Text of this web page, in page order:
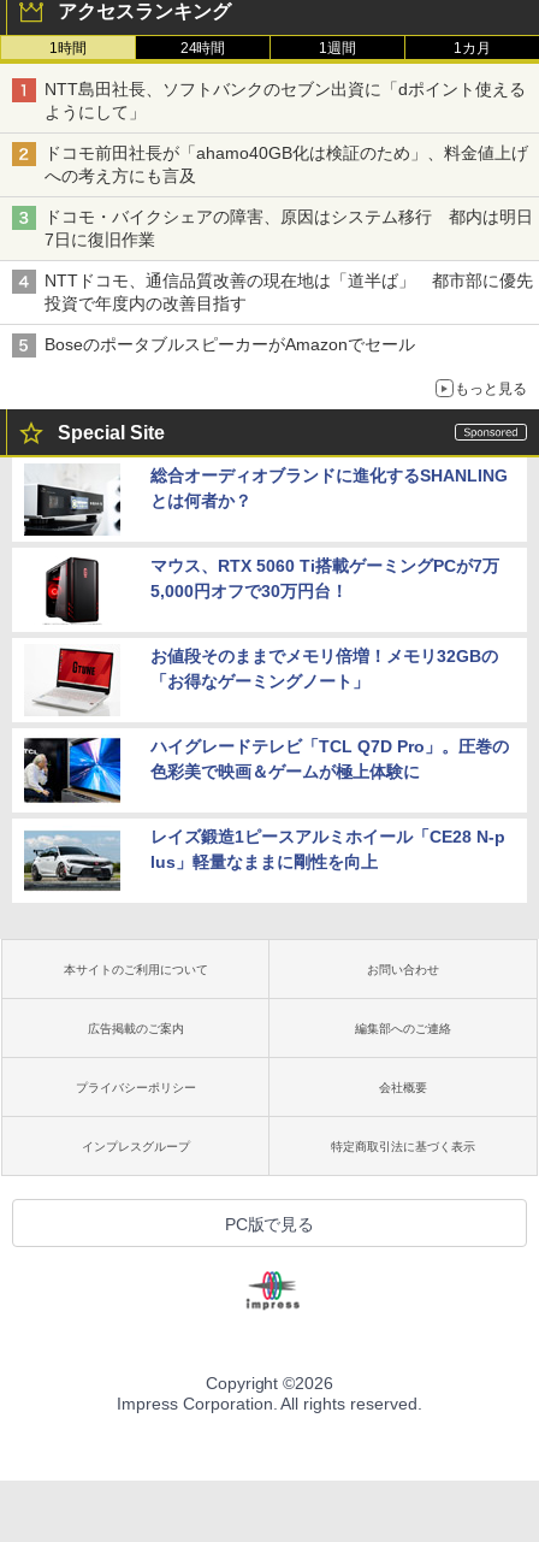
アクセスランキング
1時間 24時間 1週間 1カ月
NTT島田社長、ソフトバンクのセブン出資に「dポイント使える
ようにして」
ドコモ前田社長が「ahamo40GB化は検証のため」、料金値上げ
への考え方にも言及
ドコモ・バイクシェアの障害、原因はシステム移行 都内は明日
7日に復旧作業
NTTドコモ、通信品質改善の現在地は「道半ば」 都市部に優先
投資で年度内の改善目指す
BoseのポータブルスピーカーがAmazonでセール
もっと見る
Special Site
総合オーディオブランドに進化するSHANLING
とは何者か？
マウス、RTX 5060 Ti搭載ゲーミングPCが7万
5,000円オフで30万円台！
お値段そのままでメモリ倍増！メモリ32GBの
「お得なゲーミングノート」
ハイグレードテレビ「TCL Q7D Pro」。圧巻の
色彩美で映画＆ゲームが極上体験に
レイズ鍛造1ピースアルミホイール「CE28 N-p
lus」軽量なままに剛性を向上
本サイトのご利用について お問い合わせ
広告掲載のご案内 編集部へのご連絡
プライバシーポリシー 会社概要
インプレスグループ 特定商取引法に基づく表示
PC版で見る
Copyright ©2026
Impress Corporation. All rights reserved.